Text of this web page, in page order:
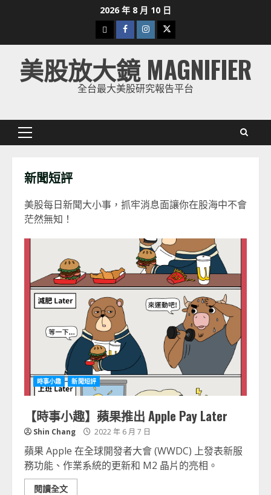
2026 年 8 月 10 日
下
載
美
股
Facebook
Instagram
Twitter
美股放大鏡 MAGNIFIER
全台最大美股研究報告平台
Primary
新聞短評
美股每日新聞大小事，抓牢消息面讓你在股海中不會
茫然無知！
時事小趣 新聞短評
【時事小趣】蘋果推出 Apple Pay Later
Shin Chang 2022 年 6 月 7 日
蘋果 Apple 在全球開發者大會 (WWDC) 上發表新服
務功能、作業系統的更新和 M2 晶片的亮相。
閱讀全文